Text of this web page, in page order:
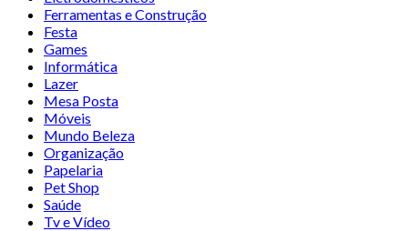
Ferramentas e Construção
Festa
Games
Informática
Lazer
Mesa Posta
Móveis
Mundo Beleza
Organização
Papelaria
Pet Shop
Saúde
Tv e Vídeo